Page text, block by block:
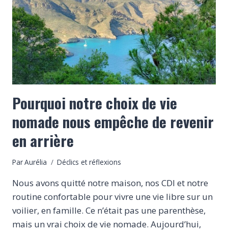
LES
AMARRES
Pourquoi notre choix de vie
nomade nous empêche de revenir
en arrière
ParAurélia Déclics et réflexions
Nous avons quitté notre maison, nos CDI et notre
routine confortable pour vivre une vie libre sur un
voilier, en famille. Ce n’était pas une parenthèse,
mais un vrai choix de vie nomade. Aujourd’hui,